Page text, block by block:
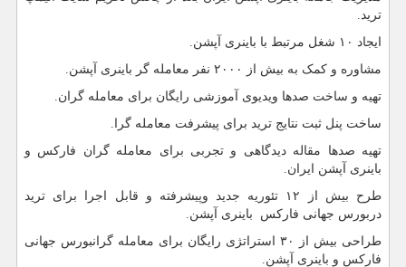
ترید.
ایجاد ۱۰ شغل مرتبط با باینری آپشن.
مشاوره و کمک به بیش از ۲۰۰۰ نفر معامله گر باینری آپشن.
تهیه و ساخت صدها ویدیوی آموزشی رایگان برای معامله گران.
ساخت پنل ثبت نتایج ترید برای پیشرفت معامله گرا.
تهیه صدها مقاله دیدگاهی و تجربی برای معامله گران فارکس و
باینری آپشن ایران.
طرح بیش از ۱۲ تئوریه جدید وپیشرفته و قابل اجرا برای ترید
دربورس جهانی فارکس باینری آپشن.
طراحی بیش از ۳۰ استراتژی رایگان برای معامله گرانبورس جهانی
فارکس و باینری آپشن.